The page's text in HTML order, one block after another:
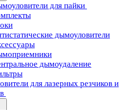
для пайки
дымоуловители
дымоудаление
для лазерных резчиков и